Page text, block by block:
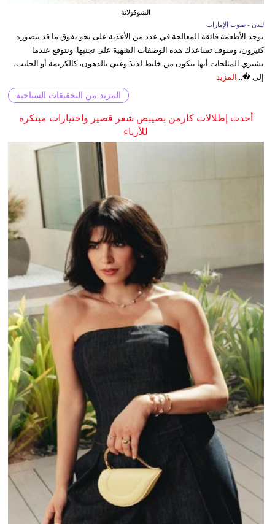
الشوكولاتة
لندن - صوت الإمارات
توجد الأطعمة فائقة المعالجة في عدد من الأغذية على نحو يفوق ما قد يتصوره
كثيرون، وسوف تساعدك هذه الوصفات الشهية على تجنبها. ونتوقع عندما
نشتري المثلجات أنها تتكون من خليط لذيذ وغني بالدهون، كالكريمة أو الحليب،
إلى �... المزيد
المزيد من التحقيقات السياحية
أحدث إطلالات كارمن بصيبص شعر قصير واختيارات مبتكرة
للأزياء